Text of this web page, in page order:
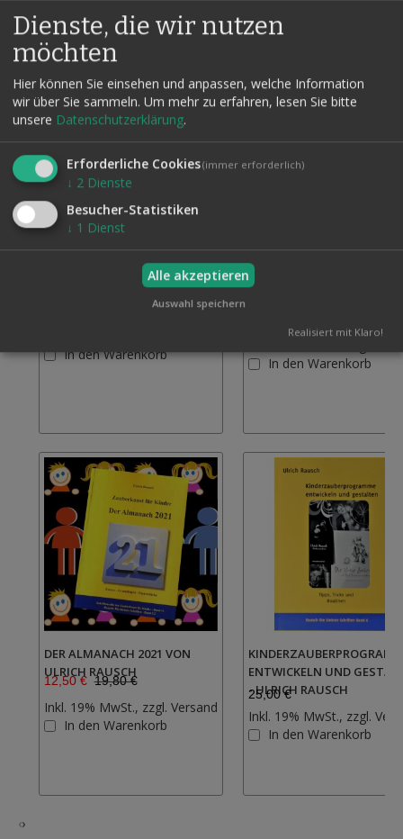
Verwandte Artikel
WUNDER MIT METHODE -
In den Warenkorb
Zur
Wunschliste
DER ALMANACH 2020 VON
In den Warenkorb
DER ALMANACH 2021 VON
ULRICH RAUSCH
12,50 € 19,80 €
Inkl. 19% MwSt., zzgl. Versand
In den Warenkorb
Wunschliste
ENTWICKELN UND
- ULRICH RAUSCH
25,00 €
Inkl. 19% MwSt., zzgl.
In den Warenkorb
‹›
Dienste, die wir nutzen
möchten
Hier können Sie einsehen und anpassen, welche Information
wir über Sie sammeln. Um mehr zu erfahren, lesen Sie bitte
unsere Datenschutzerklärung.
Erforderliche Cookies(immer erforderlich)
↓ 2 Dienste
Besucher-Statistiken
↓ 1 Dienst
Alle akzeptieren
Auswahl speichern
Realisiert mit Klaro!